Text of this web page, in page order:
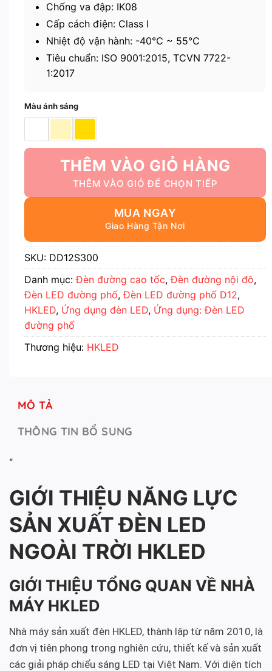
Chống va đập: IK08
Cấp cách điện: Class I
Nhiệt độ vận hành: -40℃ ~ 55℃
Tiêu chuẩn: ISO 9001:2015, TCVN 7722-
1:2017
Màu ánh sáng
THÊM VÀO GIỎ HÀNG
MUA NGAY
SKU: DD12S300
Danh mục:Đèn đường cao tốc,Đèn đường nội đô,
Đèn LED đường phố,Đèn LED đường phố D12,
HKLED, Ứng dụng đèn LED, Ứng dụng: Đèn LED
đường phố
Thương hiệu: HKLED
MÔ TẢ
THÔNG TIN BỔ SUNG
“
GIỚI THIỆU NĂNG LỰC
SẢN XUẤT ĐÈN LED
NGOÀI TRỜI HKLED
GIỚI THIỆU TỔNG QUAN VỀ NHÀ
MÁY HKLED
Nhà máy sản xuất đèn HKLED, thành lập từ năm 2010, là
đơn vị tiên phong trong nghiên cứu, thiết kế và sản xuất
các giải pháp chiếu sáng LED tại Việt Nam. Với diện tích